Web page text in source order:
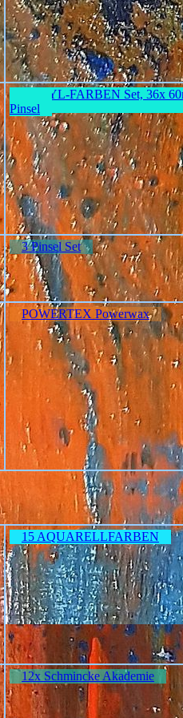
ACRYL-FARBEN Set, 36x
Pinsel
3 Pinsel Set
POWERTEX Powerwax
15 AQUARELLFARBEN
12x Schmincke Akademie